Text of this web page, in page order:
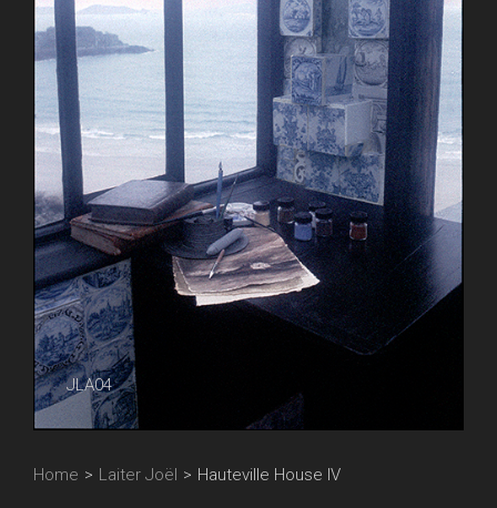
JLA04
Home > Laiter Joël > Hauteville House IV